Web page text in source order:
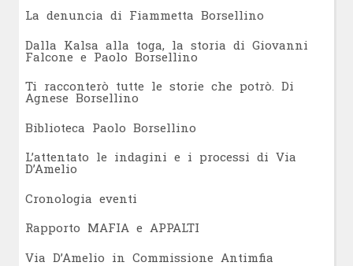
La denuncia di Fiammetta Borsellino
Dalla Kalsa alla toga, la storia di Giovanni
Falcone e Paolo Borsellino
Ti racconterò tutte le storie che potrò. Di
Agnese Borsellino
Biblioteca Paolo Borsellino
L’attentato le indagini e i processi di Via
D’Amelio
Cronologia eventi
Rapporto MAFIA e APPALTI
Via D’Amelio in Commissione Antimfia